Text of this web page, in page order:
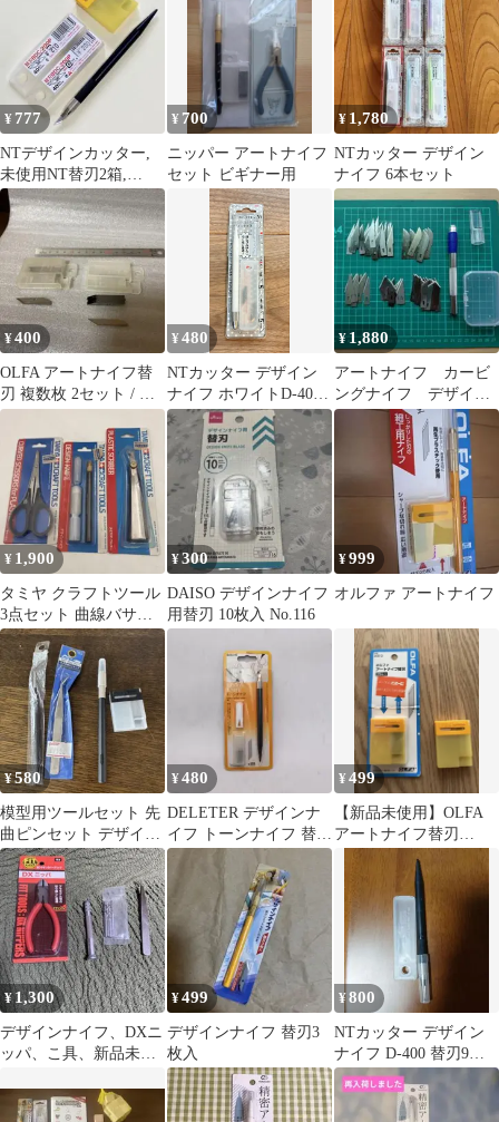
¥ 777
NTデザインカッター,
未使用NT替刃2箱,
OLFA替刃1箱セット
¥ 700
ニッパー アートナイフ
セット ビギナー用
¥ 1,780
NTカッター デザイン
ナイフ 6本セット
¥400
OLFA アートナイフ替
刃 複数枚 2セット / モ
デラーズナイフ
¥480
NTカッター デザイン
ナイフ ホワイトD-401P
ネイル用品
¥ 1,880
アートナイフ カービ
ングナイフ デザイン
ナイフ 太軸 替刃全
¥ 1,900
タミヤ クラフトツール
3点セット 曲線バサミ
デザインナイフ
¥300
DAISO デザインナイフ
用替刃 10枚入 No.116
¥999
オルファ アートナイフ
¥580
模型用ツールセット 先
曲ピンセット デザイン
ナイフ
¥480
DELETER デザインナ
イフ トーンナイフ 替刃
25枚付
¥499
【新品未使用】OLFA
アートナイフ替刃
¥1,300
デザインナイフ、DXニ
ッパ、こ具、新品未使
¥499
デザインナイフ 替刃3
枚入
¥800
NTカッター デザイン
ナイフ D-400 替刃9枚
付き